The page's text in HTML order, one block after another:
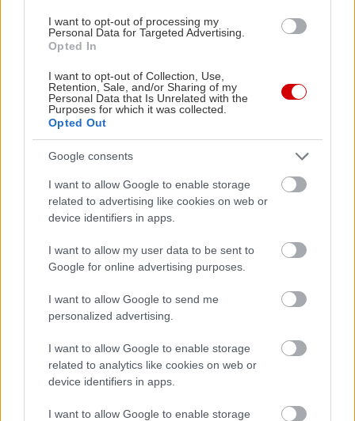
I want to opt-out of processing my
Personal Data for Targeted Advertising.
Opted In
I want to opt-out of Collection, Use,
Retention, Sale, and/or Sharing of my
Personal Data that Is Unrelated with the
Purposes for which it was collected.
Opted Out
Google consents
I want to allow Google to enable storage
related to advertising like cookies on web or
device identifiers in apps.
I want to allow my user data to be sent to
Google for online advertising purposes.
I want to allow Google to send me
personalized advertising.
I want to allow Google to enable storage
related to analytics like cookies on web or
device identifiers in apps.
I want to allow Google to enable storage
Βραβείο κοινωνικού μηνύματος: «Painkiller»